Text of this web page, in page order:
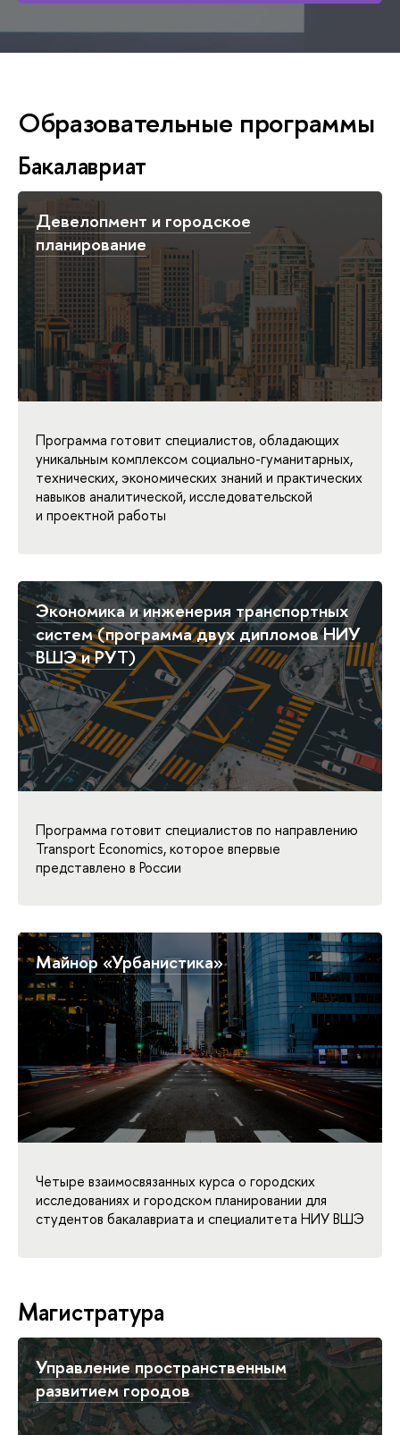
Образовательные программы
Бакалавриат
Девелопмент и городское
планирование
Программа готовит специалистов, обладающих
уникальным комплексом социально-гуманитарных,
технических, экономических знаний и практических
навыков аналитической, исследовательской
и проектной работы
Экономика и инженерия транспортных
систем (программа двух дипломов НИУ
ВШЭ и РУТ)
Программа готовит специалистов по направлению
Transport Economics, которое впервые
представлено в России
Майнор «Урбанистика»
Четыре взаимосвязанных курса о городских
исследованиях и городском планировании для
студентов бакалавриата и специалитета НИУ ВШЭ
Магистратура
Управление пространственным
развитием городов